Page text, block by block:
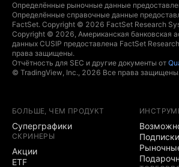
Определённые рыночные данные
Определённые справочные данные
FactSet. Copyright © 2026 FactSet Research
Copyright © 2026, Американская банковская
данных CUSIP предоставлена FactSet
права защищены.
Отчётность для SEC и другие документы от
© TradingView, Inc., 2026 Все права
БОЛЬШЕ, ЧЕМ ПРОДУКТ
Суперграфики
СКРИНЕРЫ
Акции
ETF
Подписки